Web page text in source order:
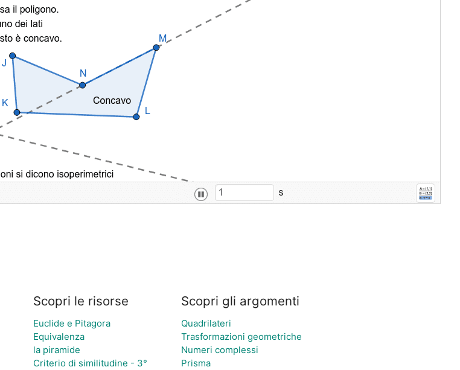
Scopri le risorse
Euclide e Pitagora
Equivalenza
la piramide
Criterio di similitudine - 3°
Scopri gli argomenti
Quadrilateri
Trasformazioni geometriche
Numeri complessi
Prisma